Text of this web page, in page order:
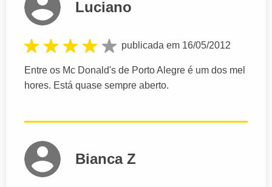
Luciano
publicada em 16/05/2012
Entre os Mc Donald's de Porto Alegre é um dos mel
hores. Está quase sempre aberto.
Bianca Z